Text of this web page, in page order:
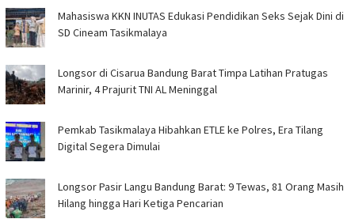
Mahasiswa KKN INUTAS Edukasi Pendidikan Seks Sejak Dini di
SD Cineam Tasikmalaya
Longsor di Cisarua Bandung Barat Timpa Latihan Pra­tugas
Marinir, 4 Prajurit TNI AL Meninggal
Pemkab Tasikmalaya Hibahkan ETLE ke Polres, Era Tilang
Digital Segera Dimulai
Longsor Pasir Langu Bandung Barat: 9 Tewas, 81 Orang Masih
Hilang hingga Hari Ketiga Pencarian